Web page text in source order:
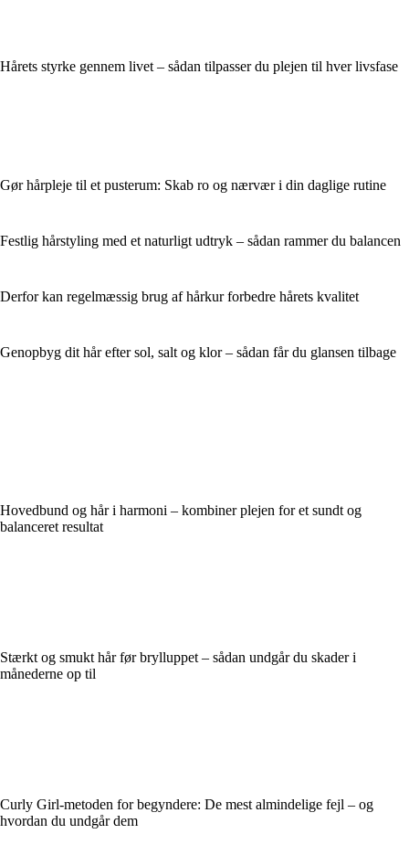
Hårets styrke gennem livet – sådan tilpasser du plejen til hver livsfase
Gør hårpleje til et pusterum: Skab ro og nærvær i din daglige rutine
Festlig hårstyling med et naturligt udtryk – sådan rammer du balancen
Derfor kan regelmæssig brug af hårkur forbedre hårets kvalitet
Genopbyg dit hår efter sol, salt og klor – sådan får du glansen tilbage
Hovedbund og hår i harmoni – kombiner plejen for et sundt og
balanceret resultat
Stærkt og smukt hår før brylluppet – sådan undgår du skader i
månederne op til
Curly Girl-metoden for begyndere: De mest almindelige fejl – og
hvordan du undgår dem